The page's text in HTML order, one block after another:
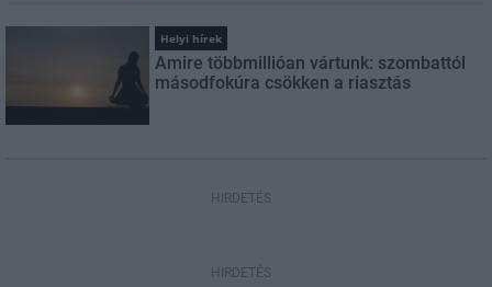
Helyi hírek
Amire többmillióan vártunk: szombattól
másodfokúra csökken a riasztás
HIRDETÉS
HIRDETÉS